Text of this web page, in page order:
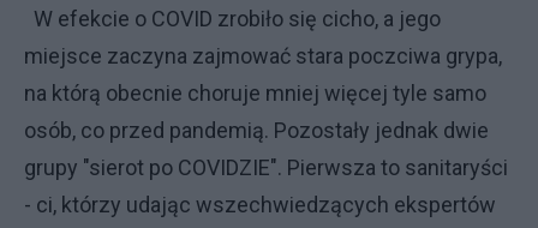
W efekcie o COVID zrobiło się cicho, a jego
miejsce zaczyna zajmować stara poczciwa grypa,
na którą obecnie choruje mniej więcej tyle samo
osób, co przed pandemią. Pozostały jednak dwie
grupy "sierot po COVIDZIE". Pierwsza to sanitaryści
- ci, którzy udając wszechwiedzących ekspertów